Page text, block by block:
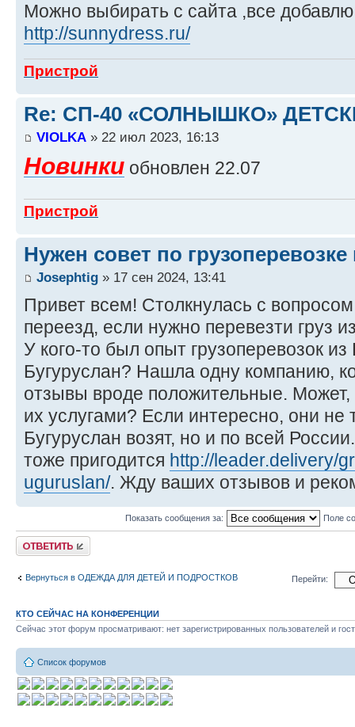
Можно выбирать с сайта ,все добавлю
http://sunnydress.ru/
Пристрой
Re: СП-40 «СОЛНЫШКО»
VIOLKA » 22 июл 2023, 16:13
Новинки обновлен 22.07
Пристрой
Нужен совет по
Josephtig » 17 сен 2024, 13:41
Привет всем! Столкнулась с
переезд, если нужно перевезти груз
У кого-то был опыт грузоперевозок
Бугуруслан? Нашла одну компанию,
отзывы вроде положительные. Может,
их услугами? Если интересно, они не
Бугуруслан возят, но и по всей
тоже пригодится http://leader.delivery/
uguruslan/. Жду ваших отзывов и
Показать сообщения за: Поле
Ответить
Вернуться в ОДЕЖДА ДЛЯ ДЕТЕЙ И ПОДРОСТКОВ Перейти:
КТО СЕЙЧАС НА КОНФЕРЕНЦИИ
Сейчас этот форум просматривают: нет зарегистрированных пользователей и
Список форумов